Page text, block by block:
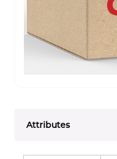
Attributes